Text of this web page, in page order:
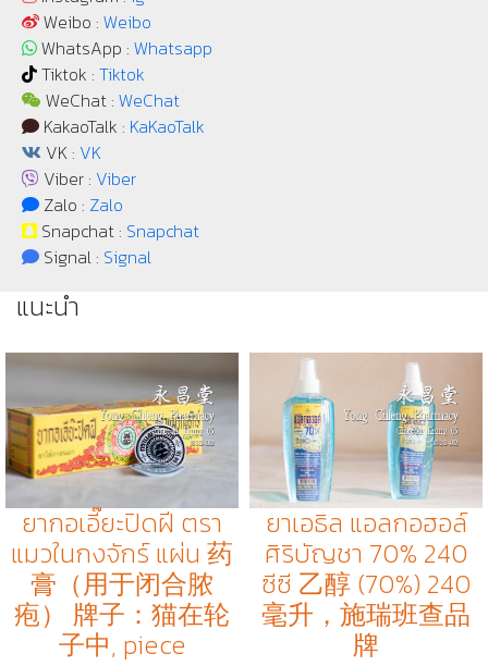
Weibo : Weibo
WhatsApp : Whatsapp
Tiktok : Tiktok
WeChat : WeChat
KakaoTalk : KaKaoTalk
VK : VK
Viber : Viber
Zalo : Zalo
Snapchat : Snapchat
Signal : Signal
แนะนำ
ยากอเอี๊ยะปิดฝี ตรา
แมวในกงจักร์ แผ่น 药
膏（用于闭合脓
疱） 牌子：猫在轮
子中, piece
ยาเอธิล แอลกอฮอล์
ศิริบัญชา 70% 240
ซีซี 乙醇 (70%) 240
毫升，施瑞班查品
牌